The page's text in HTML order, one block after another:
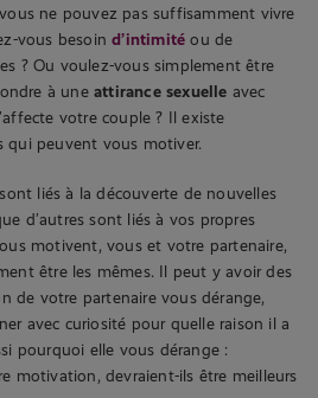
ne pouvez pas suffisamment vivre
vous besoind’intimité ou de
? Ou voulez-vous simplement être
à une attirance sexuelle avec
votre couple ? Il existe
qui peuvent vous motiver.
liés à la découverte de nouvelles
d’autres sont liés à vos propres
motivent, vous et votre partenaire,
être les mêmes. Il peut y avoir des
de votre partenaire vous dérange,
avec curiosité pour quelle raison il a
pourquoi elle vous dérange :
motivation, devraient-ils être meilleurs